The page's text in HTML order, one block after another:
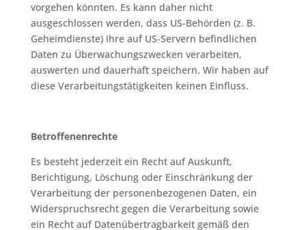
vorgehen könnten. Es kann daher nicht
ausgeschlossen werden, dass US-Behörden (z. B.
Geheimdienste) Ihre auf US-Servern befindlichen
Daten zu Überwachungszwecken verarbeiten,
auswerten und dauerhaft speichern. Wir haben auf
diese Verarbeitungstätigkeiten keinen Einfluss.
Betroffenenrechte
Es besteht jederzeit ein Recht auf Auskunft,
Berichtigung, Löschung oder Einschränkung der
Verarbeitung der personenbezogenen Daten, ein
Widerspruchsrecht gegen die Verarbeitung sowie
ein Recht auf Datenübertragbarkeit gemäß den